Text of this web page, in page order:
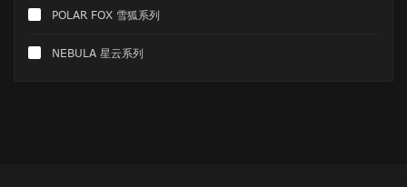
POLAR FOX 雪狐系列
NEBULA 星云系列